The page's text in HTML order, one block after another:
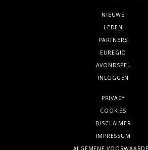
NIEUWS
LEDEN
PARTNERS
EUREGIO
AVONDSPEL
INLOGGEN
PRIVACY
COOKIES
DISCLAIMER
IMPRESSUM